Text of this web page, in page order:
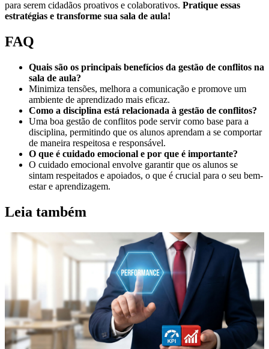
para serem cidadãos proativos e colaborativos. Pratique essas
estratégias e transforme sua sala de aula!
FAQ
Quais são os principais benefícios da gestão de conflitos na
sala de aula?
Minimiza tensões, melhora a comunicação e promove um
ambiente de aprendizado mais eficaz.
Como a disciplina está relacionada à gestão de conflitos?
Uma boa gestão de conflitos pode servir como base para a
disciplina, permitindo que os alunos aprendam a se comportar
de maneira respeitosa e responsável.
O que é cuidado emocional e por que é importante?
O cuidado emocional envolve garantir que os alunos se
sintam respeitados e apoiados, o que é crucial para o seu bem-
estar e aprendizagem.
Leia também